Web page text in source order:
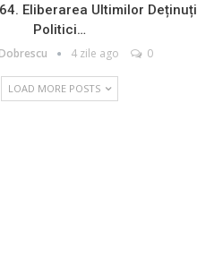
Eliberarea Ultimilor Deținuți
Politici…
4 zile ago 0
LOAD MORE POSTS